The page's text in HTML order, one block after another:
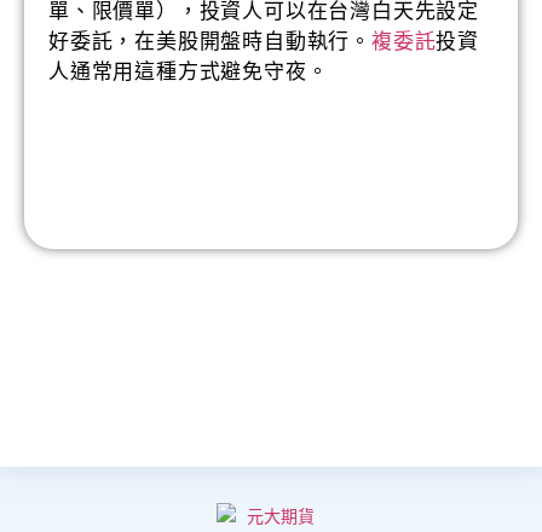
單、限價單），投資人可以在台灣白天先設定
好委託，在美股開盤時自動執行。複委託投資
人通常用這種方式避免守夜。